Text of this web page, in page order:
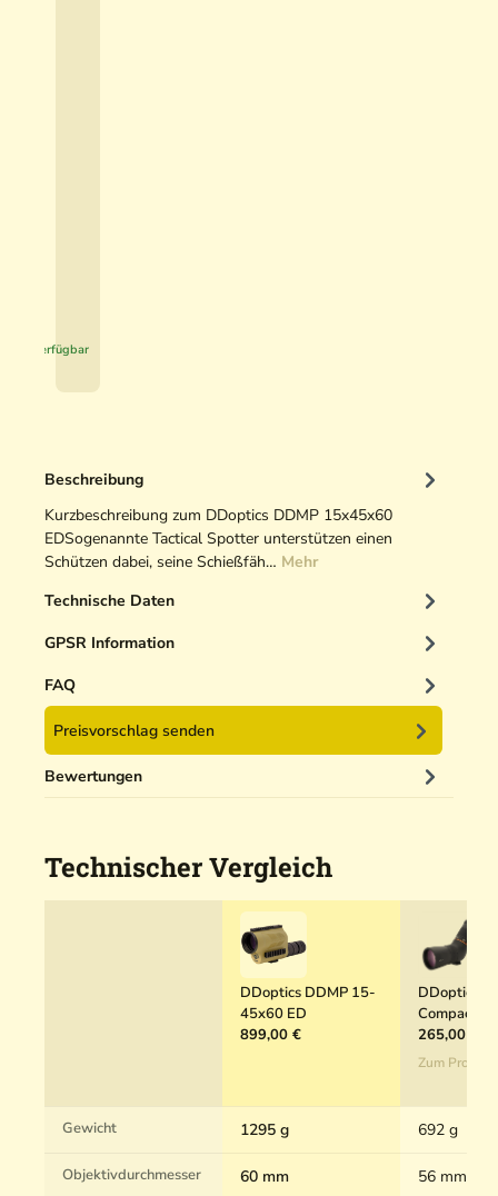
t
i
k
r
i
n
e
r
5
0
verfügbar
Beschreibung
Kurzbeschreibung zum DDoptics DDMP 15x45x60
EDSogenannte Tactical Spotter unterstützen einen
Schützen dabei, seine Schießfäh… Mehr
Technische Daten
GPSR Information
FAQ
Preisvorschlag senden
Bewertungen
Technischer Vergleich
DDoptics DDMP 15-
45x60 ED
899,00 €
DDoptics
Compact
265,00 €
Zum
Gewicht 1295 g 692 g
Objektivdurchmesser 60 mm 56 mm